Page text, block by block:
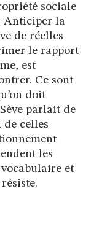
sociale
Anticiper la
de réelles
le rapport
est
Ce sont
doit
parlait de
celles
les
et